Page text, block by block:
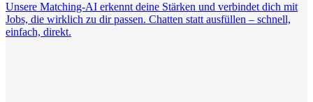
Unsere Matching-AI erkennt deine Stärken und verbindet dich mit
Jobs, die wirklich zu dir passen. Chatten statt ausfüllen – schnell,
einfach, direkt.